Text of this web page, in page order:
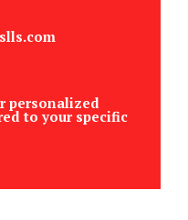
personalized
to your specific